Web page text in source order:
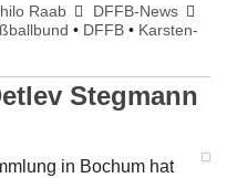
Raab
DFFB-News
• DFFB • Karsten-
Stegmann
in Bochum hat